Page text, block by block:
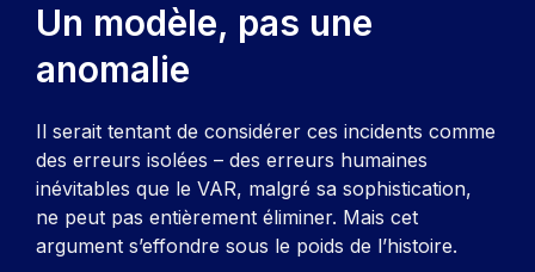
Un modèle, pas une
anomalie
Il serait tentant de considérer ces incidents comme
des erreurs isolées – des erreurs humaines
inévitables que le VAR, malgré sa sophistication,
ne peut pas entièrement éliminer. Mais cet
argument s’effondre sous le poids de l’histoire.